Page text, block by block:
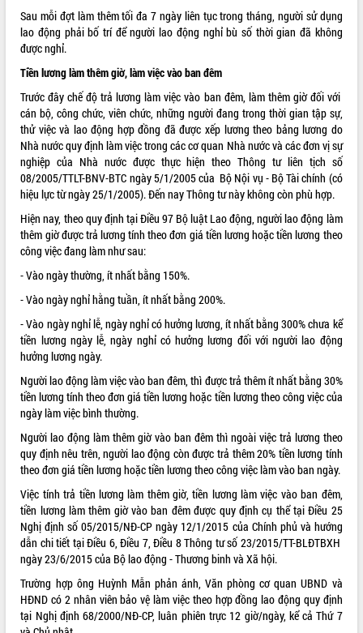
Không có file video nào để phát.
ALBUM ẢNH
LIÊN KẾT WEB
Hôm nay:
22235
Tất cả:
66107903
Sau mỗi đợt làm thêm tối đa 7 ngày liên tục trong tháng, người sử dụng
lao động phải bố trí để người lao động nghỉ bù số thời gian đã không
được nghỉ.
Tiền lương làm thêm giờ, làm việc vào ban đêm
Trước đây chế độ trả lương làm việc vào ban đêm, làm thêm giờ đối với
cán bộ, công chức, viên chức, những người đang trong thời gian tập sự,
thử việc và lao động hợp đồng đã được xếp lương theo bảng lương do
Nhà nước quy định làm việc trong các cơ quan Nhà nước và các đơn vị sự
nghiệp của Nhà nước được thực hiện theo Thông tư liên tịch số
08/2005/TTLT-BNV-BTC ngày 5/1/2005 của Bộ Nội vụ - Bộ Tài chính (có
hiệu lực từ ngày 25/1/2005). Đến nay Thông tư này không còn phù hợp.
Hiện nay, theo quy định tại Điều 97 Bộ luật Lao động, người lao động làm
thêm giờ được trả lương tính theo đơn giá tiền lương hoặc tiền lương theo
công việc đang làm như sau:
- Vào ngày thường, ít nhất bằng 150%.
- Vào ngày nghỉ hằng tuần, ít nhất bằng 200%.
- Vào ngày nghỉ lễ, ngày nghỉ có hưởng lương, ít nhất bằng 300% chưa kể
tiền lương ngày lễ, ngày nghỉ có hưởng lương đối với người lao động
hưởng lương ngày.
Người lao động làm việc vào ban đêm, thì được trả thêm ít nhất bằng 30%
tiền lương tính theo đơn giá tiền lương hoặc tiền lương theo công việc của
ngày làm việc bình thường.
Người lao động làm thêm giờ vào ban đêm thì ngoài việc trả lương theo
quy định nêu trên, người lao động còn được trả thêm 20% tiền lương tính
theo đơn giá tiền lương hoặc tiền lương theo công việc làm vào ban ngày.
Việc tính trả tiền lương làm thêm giờ, tiền lương làm việc vào ban đêm,
tiền lương làm thêm giờ vào ban đêm được quy định cụ thể tại Điều 25
Nghị định số05/2015/NĐ-CP ngày 12/1/2015 của Chính phủ và hướng
dẫn chi tiết tại Điều 6, Điều 7, Điều 8 Thông tư số23/2015/TT-BLĐTBXH
ngày 23/6/2015 của Bộ lao động - Thương binh và Xã hội.
Trường hợp ông Huỳnh Mẫn phản ánh, Văn phòng cơ quan UBND và
HĐND có 2 nhân viên bảo vệ làm việc theo hợp đồng lao động quy định
tại Nghị định68/2000/NĐ-CP, luân phiên trực 12 giờ/ngày, kể cả Thứ 7